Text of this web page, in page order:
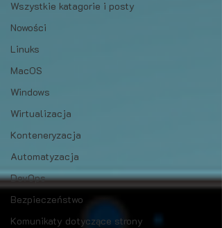
Wszystkie katagorie i posty
Nowości
Linuks
MacOS
Windows
Wirtualizacja
Konteneryzacja
Automatyzacja
DevOps
Bezpieczeństwo
Komunikaty dotyczące strony